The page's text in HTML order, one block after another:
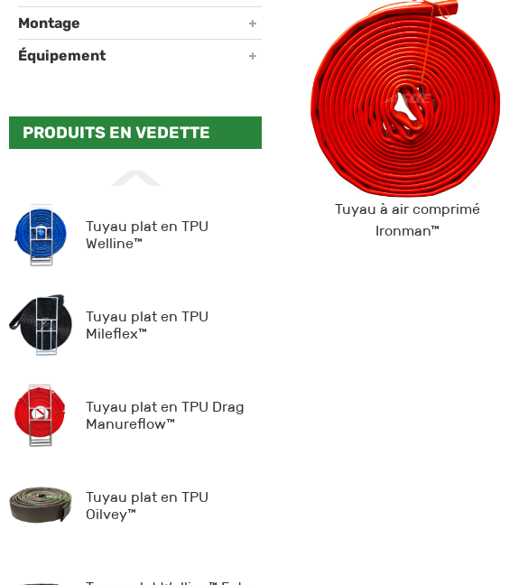
Montage
Équipement
PRODUITS EN VEDETTE
Tuyau plat en TPU
Welline™
Tuyau plat en TPU
Mileflex™
Tuyau plat en TPU Drag
Manureflow™
Tuyau plat en TPU
Oilvey™
Tuyau à air comprimé
Ironman™